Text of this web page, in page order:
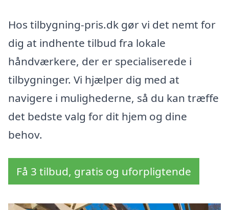
Hos tilbygning-pris.dk gør vi det nemt for
dig at indhente tilbud fra lokale
håndværkere, der er specialiserede i
tilbygninger. Vi hjælper dig med at
navigere i mulighederne, så du kan træffe
det bedste valg for dit hjem og dine
behov.
Få 3 tilbud, gratis og uforpligtende